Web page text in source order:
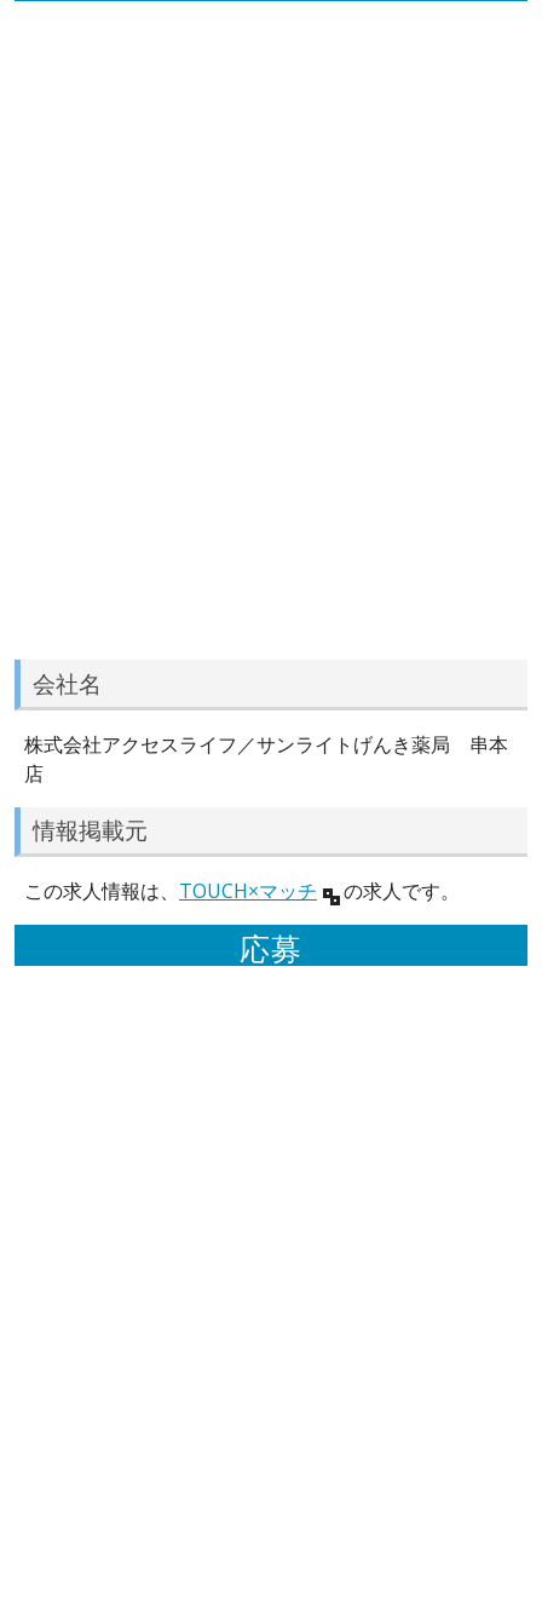
会社名
株式会社アクセスライフ／サンライトげんき薬局 串本
店
情報掲載元
この求人情報は、 TOUCH×マッチ の求人です。
応募